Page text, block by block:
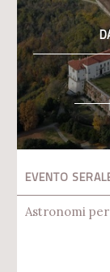
EVENTO
Astronomi